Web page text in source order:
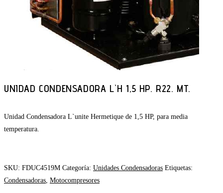
UNIDAD CONDENSADORA L`H 1,5 HP. R22. MT.
Unidad Condensadora L`unite Hermetique de 1,5 HP, para media
temperatura.
SKU: FDUC4519M Categoría: Unidades Condensadoras Etiquetas:
Condensadoras Motocompresores